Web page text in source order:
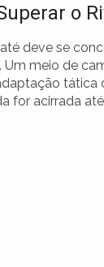
o
deve se
meio de
for acirrada